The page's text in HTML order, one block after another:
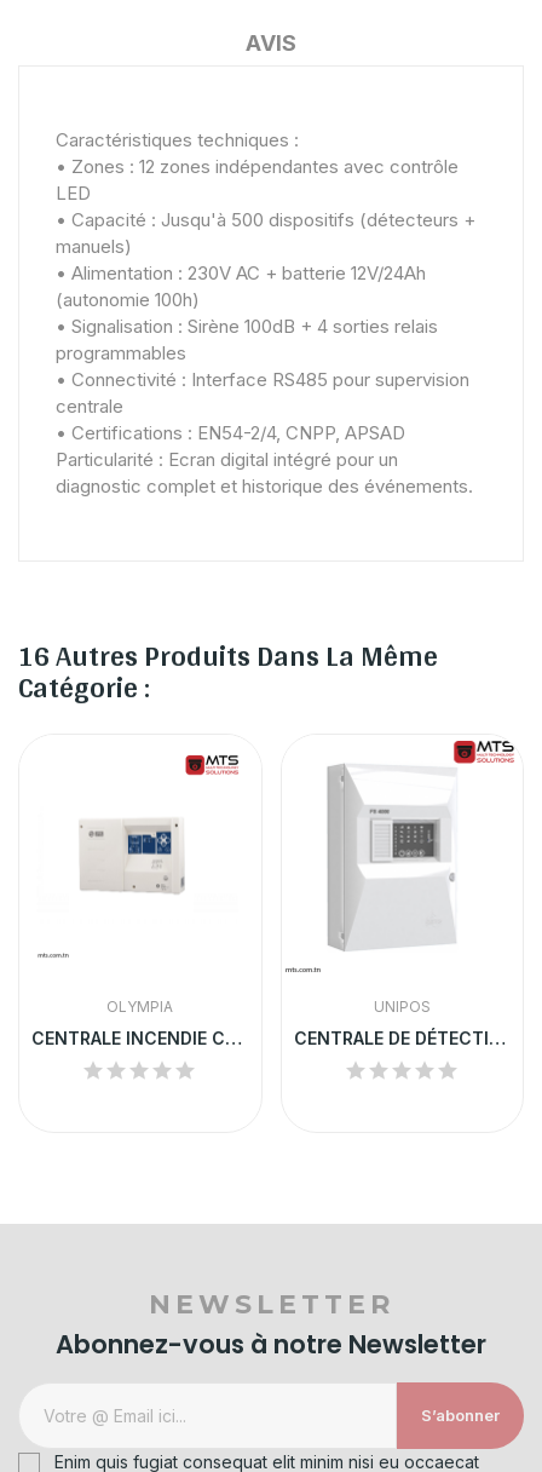
AVIS
Caractéristiques techniques :
• Zones : 12 zones indépendantes avec contrôle
LED
• Capacité : Jusqu'à 500 dispositifs (détecteurs +
manuels)
• Alimentation : 230V AC + batterie 12V/24Ah
(autonomie 100h)
• Signalisation : Sirène 100dB + 4 sorties relais
programmables
• Connectivité : Interface RS485 pour supervision
centrale
• Certifications : EN54-2/4, CNPP, APSAD
Particularité : Ecran digital intégré pour un
diagnostic complet et historique des événements.
16 Autres Produits Dans La Même
Catégorie :
OLYMPIA
CENTRALE INCENDIE CONVENTIONNELLE OLYMPIA 2 ZONES
UNIPOS
CENTRALE DE DÉTECTION INCENDIE CONVENTIONNELLE...
NEWSLETTER
Abonnez-vous à notre Newsletter
S’abonner
Enim quis fugiat consequat elit minim nisi eu occaecat